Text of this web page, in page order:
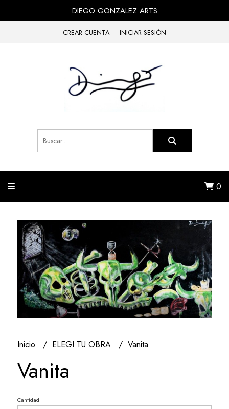
DIEGO GONZALEZ ARTS
CREAR CUENTA INICIAR SESIÓN
0
Inicio ELEGI TU OBRA Vanita
Vanita
Cantidad